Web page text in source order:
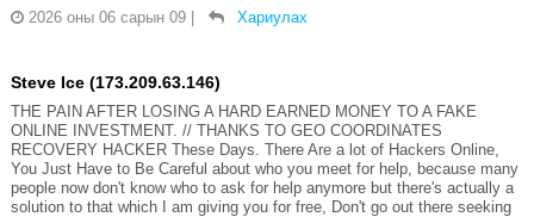
2026 оны 06 сарын 09
Хариулах
Steve Ice (173.209.63.146)
THE PAIN AFTER LOSING A HARD EARNED MONEY TO A FAKE
ONLINE INVESTMENT. // THANKS TO GEO COORDINATES
RECOVERY HACKER These Days. There Are a lot of Hackers Online,
You Just Have to Be Careful about who you meet for help, because many
people now don't know who to ask for help anymore but there's actually a
solution to that which I am giving you for free, Don't go out there seeking